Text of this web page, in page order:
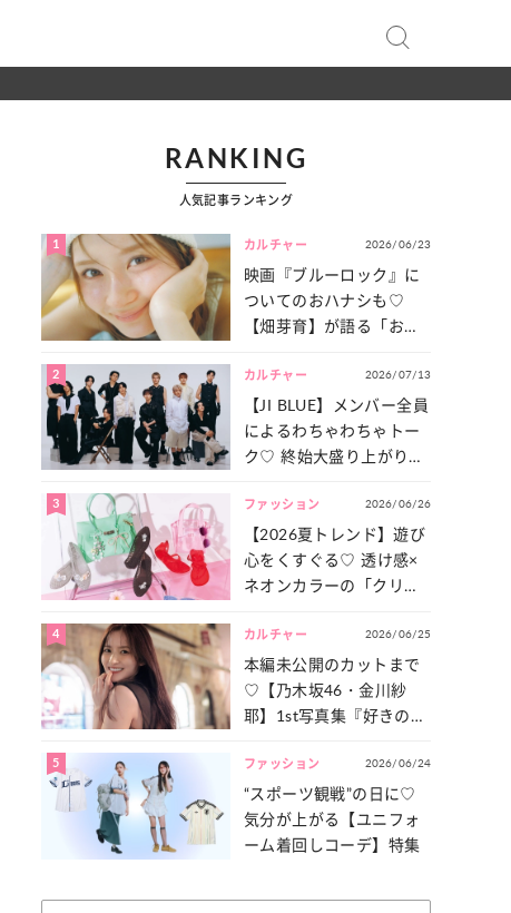
RANKING
人気記事ランキング
1 カルチャー 2026/06/23
映画『ブルーロック』に
ついてのおハナシも♡
【畑芽育】が語る「お仕
は？
2 カルチャー 2026/07/13
【JI BLUE】メンバー全員
によるわちゃわちゃトー
ク♡ 終始大盛り上がりだ
一気見せ！
3 ファッション 2026/06/26
【2026夏トレンド】遊び
心をくすぐる♡ 透け感×
ネオンカラーの「クリア
4 カルチャー 2026/06/25
本編未公開のカットまで
♡【乃木坂46・金川紗
耶】1st写真集『好きのグ
たっぷりとお届け！
5 ファッション 2026/06/24
“スポーツ観戦”の日に♡
気分が上がる【ユニフォ
ーム着回しコーデ】特集